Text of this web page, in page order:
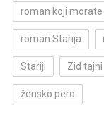
roman koji
roman Starija
Stariji Zid tajni
žensko pero